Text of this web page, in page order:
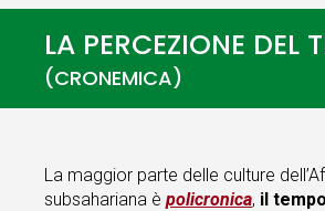
LA PERCEZIONE DEL
(CRONEMICA)
La maggior parte delle culture
subsahariana è policronica, il